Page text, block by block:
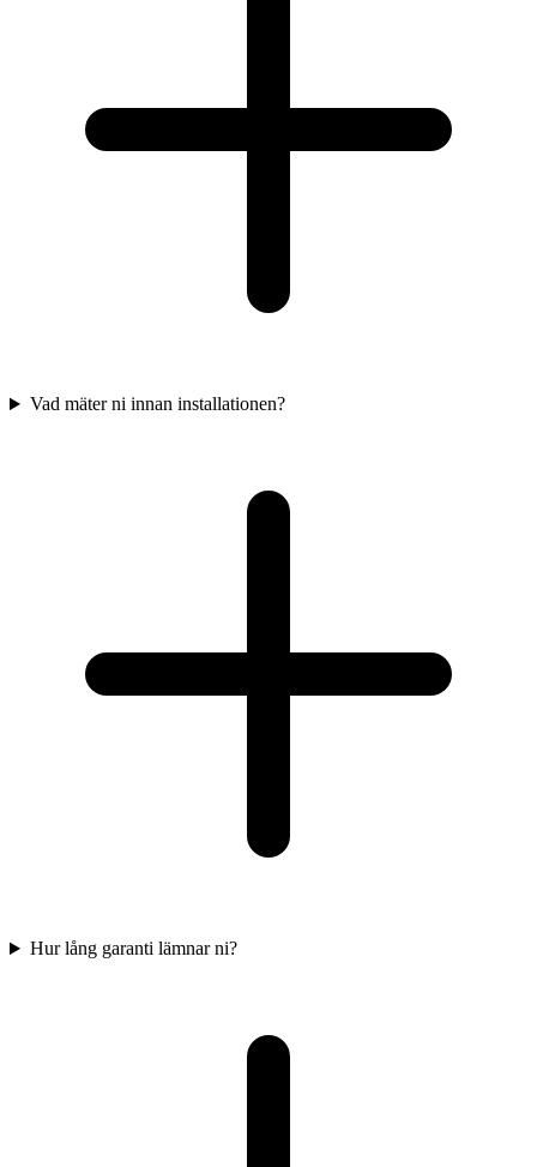
Vad mäter ni innan installationen?
Hur lång garanti lämnar ni?